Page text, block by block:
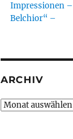
Impressionen
Belchior“ –
ARCHIV
Archiv